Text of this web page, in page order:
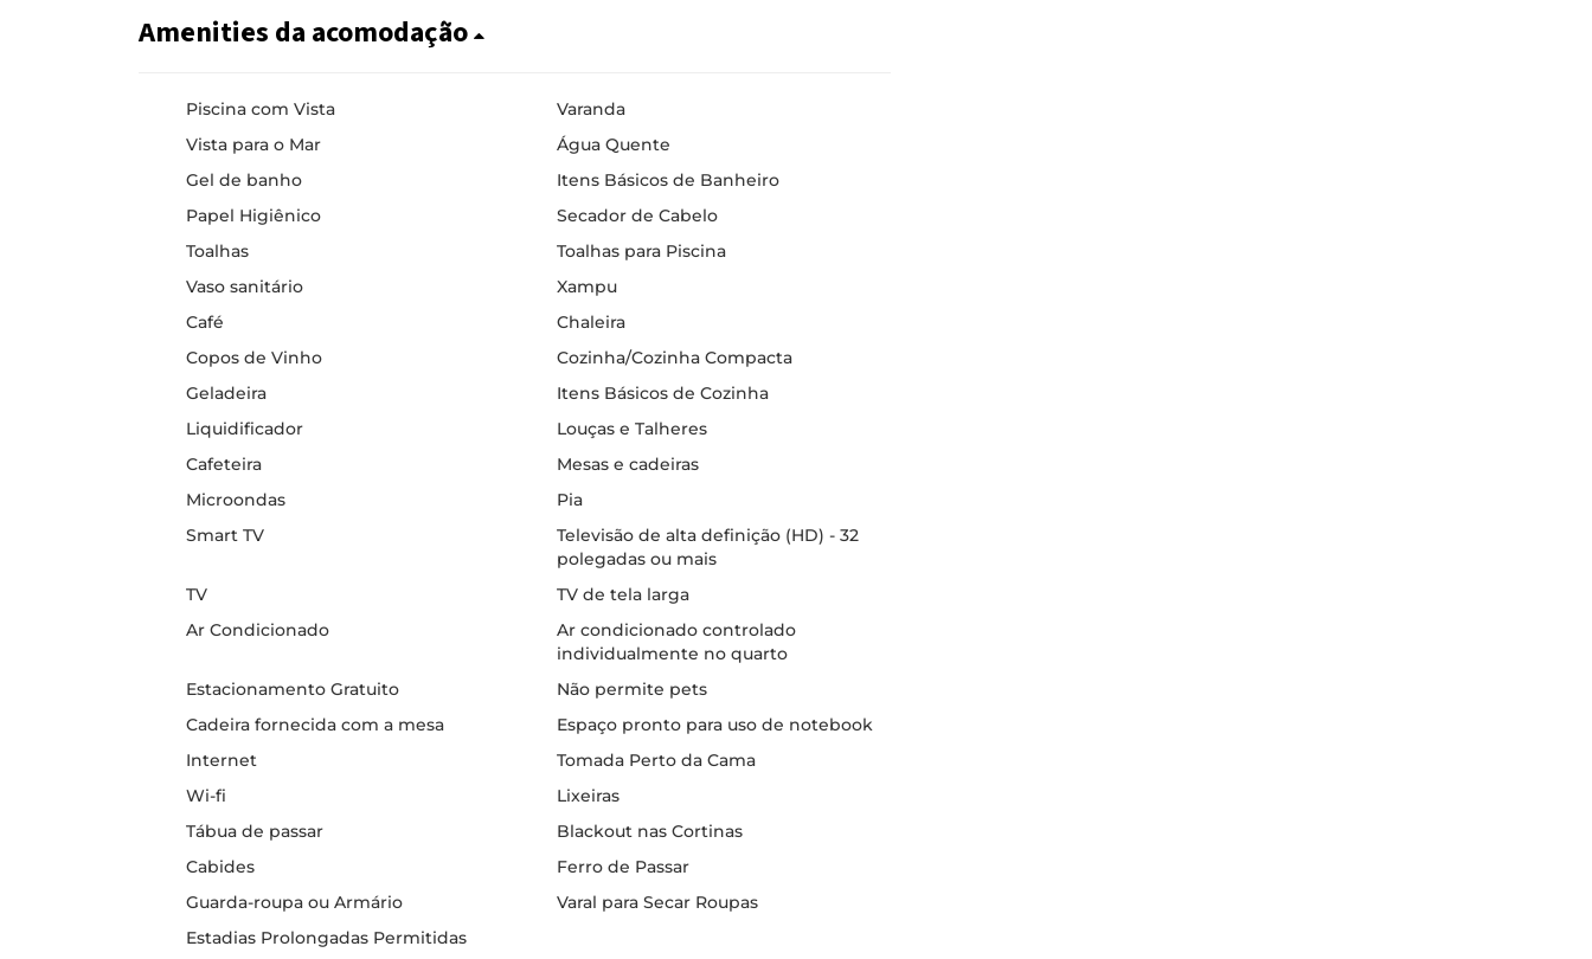
Amenities da acomodação
Piscina com Vista
Varanda
Vista para o Mar
Água Quente
Gel de banho
Itens Básicos de Banheiro
Papel Higiênico
Secador de Cabelo
Toalhas
Toalhas para Piscina
Vaso sanitário
Xampu
Café
Chaleira
Copos de Vinho
Cozinha/Cozinha Compacta
Geladeira
Itens Básicos de Cozinha
Liquidificador
Louças e Talheres
Cafeteira
Mesas e cadeiras
Microondas
Pia
Smart TV
Televisão de alta definição (HD) - 32
polegadas ou mais
TV
TV de tela larga
Ar Condicionado
Ar condicionado controlado
individualmente no quarto
Estacionamento Gratuito
Não permite pets
Cadeira fornecida com a mesa
Espaço pronto para uso de notebook
Internet
Tomada Perto da Cama
Wi-fi
Lixeiras
Tábua de passar
Blackout nas Cortinas
Cabides
Ferro de Passar
Guarda-roupa ou Armário
Varal para Secar Roupas
Estadias Prolongadas Permitidas